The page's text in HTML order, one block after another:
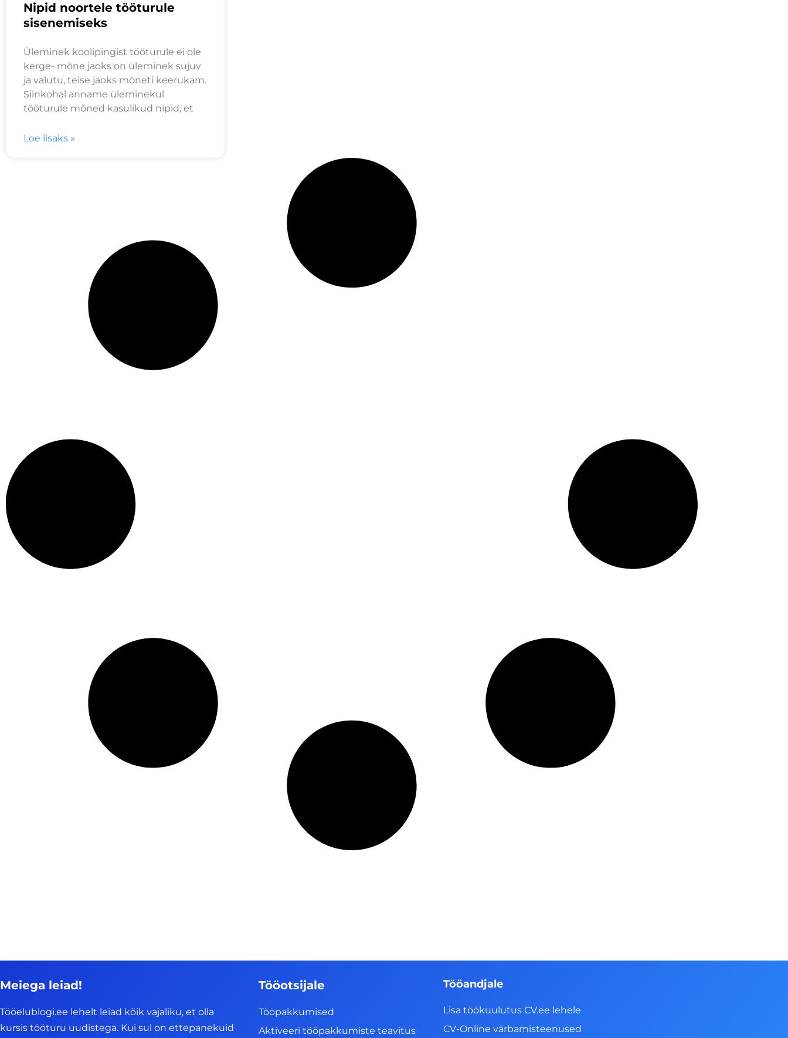
Nipid noortele tööturule
sisenemiseks
Üleminek koolipingist tööturule ei ole
kerge- mõne jaoks on üleminek sujuv
ja valutu, teise jaoks mõneti keerukam.
Siinkohal anname üleminekul
tööturule mõned kasulikud nipid, et
Loe lisaks »
Meiega leiad!
Tööelublogi.ee lehelt leiad kõik vajaliku, et olla
kursis tööturu uudistega. Kui sul on ettepanekuid
Tööotsijale
Tööpakkumised
Aktiveeri tööpakkumiste teavitus
Tööandjale
Lisa töökuulutus CV.ee lehele
CV-Online värbamisteenused